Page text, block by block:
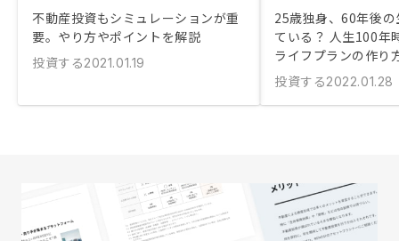
不動産投資もシミュレーションが重
要。やり方やポイントを解説
投資する2021.01.19
25歳独身、60年後
ている？ 人生100年
ライフプランの作り
投資する2022.01.28